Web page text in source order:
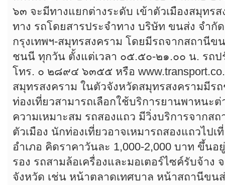
๖๓ จะมีทางแยกต่างระดับ เข้าตัวเมืองสมุทร
ทาง รถโดยสารประจำทาง บริษัท ขนส่ง จำกั
กรุงเทพฯ-สมุทรสงคราม โดยมีรถจากสถานี
ชนนี ทุกวัน ตั้งแต่เวลา ๐๕.๕๐-๒๑.๐๐ น. รถป
โทร. ๐ ๒๘๙๔ ๖๓๕๕ หรือ
สมุทรสงคราม ในตัวจังหวัดสมุทรสงครามมีร
ท่องเที่ยวสามารถเลือกใช้บริการยานพาหนะ
ความเหมาะสม รถสองแถว มีวิ่งบริการจากส
ตัวเมือง นักท่องเที่ยวอาจเหมารถสองแถวไปเ
อำเภอ คิดราคาวันละ 1,000-2,000 บาท ขึ้นอ
รอง รถสามล้อเครื่องและมอเตอร์ไซค์รับจ้าง
จังหวัด เช่น หน้าตลาดเทศบาล หน้าสถานีขน